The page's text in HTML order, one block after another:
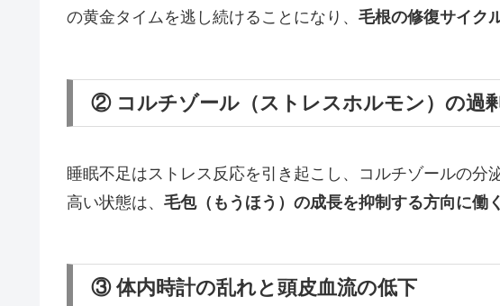
の黄金タイムを逃し続けることになり、 毛根の修復サイク
② コルチゾール（ストレスホルモン）の過
睡眠不足はストレス反応を引き起こし、コルチゾールの分
高い状態は、 毛包（もうほう）の成長を抑制する方向に働く
③ 体内時計の乱れと頭皮血流の低下